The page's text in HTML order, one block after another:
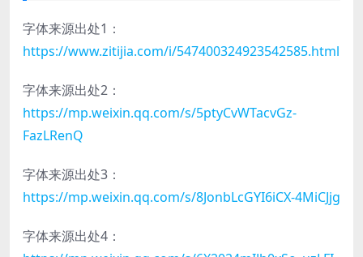
字体来源出处1：
https://www.zitijia.com/i/547400324923542585.html
字体来源出处2：
https://mp.weixin.qq.com/s/5ptyCvWTacvGz-
FazLRenQ
字体来源出处3：
https://mp.weixin.qq.com/s/8JonbLcGYI6iCX-4MiCJjg
字体来源出处4：